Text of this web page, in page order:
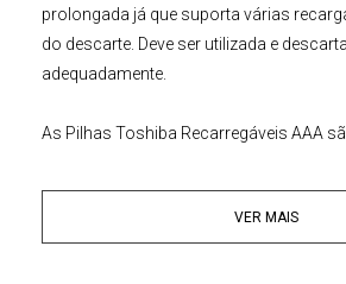
prolongada já que suporta várias
do descarte. Deve ser utilizada e
adequadamente.
As Pilhas Toshiba Recarregáveis AAA
rendimento e estende o tempo de uso
Fornece energia eficiente a aparelhos
VER MAIS